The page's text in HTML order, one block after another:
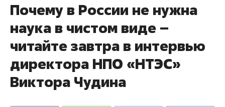
Почему в России не нужна
наука в чистом виде –
читайте завтра в интервью
директора НПО «НТЭС»
Виктора Чудина